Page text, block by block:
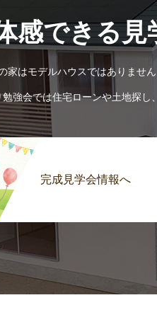
感できる見
家はモデルハウスではありませ
強会では住宅ローンや土地探し
完成見学会情報へ